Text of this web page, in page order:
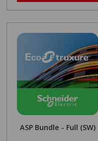
ASP Bundle - Full (SW)